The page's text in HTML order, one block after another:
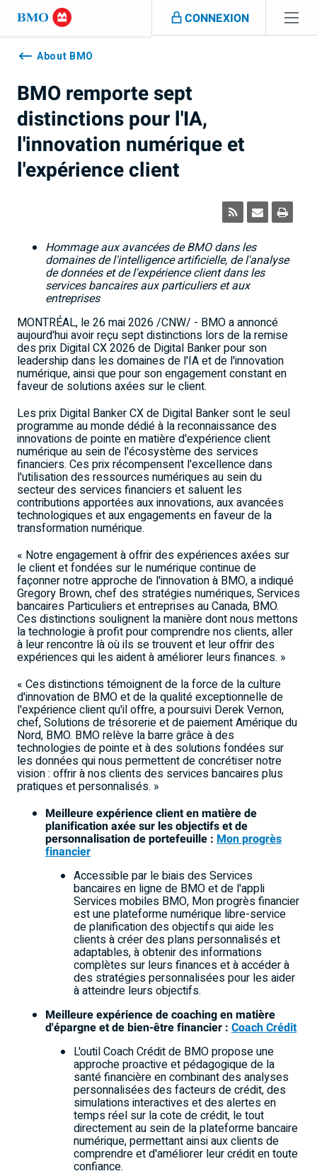
Sauter la navigation
CONNEXION
Navigation
skippedAbout BMO
BMO remporte sept
distinctions pour l'IA,
l'innovation numérique et
l'expérience client
Hommage aux avancées de BMO dans les
domaines de l'intelligence artificielle, de l'analyse
de données et de l'expérience client dans les
services bancaires aux particuliers et aux
entreprises
MONTRÉAL, le 26 mai 2026/CNW/ - BMO a annoncé
aujourd'hui avoir reçu sept distinctions lors de la remise
des prix Digital CX 2026 de Digital Banker pour son
leadership dans les domaines de l'IA et de l'innovation
numérique, ainsi que pour son engagement constant en
faveur de solutions axées sur le client.
Les prix Digital Banker CX de Digital Banker sont le seul
programme au monde dédié à la reconnaissance des
innovations de pointe en matière d'expérience client
numérique au sein de l'écosystème des services
financiers. Ces prix récompensent l'excellence dans
l'utilisation des ressources numériques au sein du
secteur des services financiers et saluent les
contributions apportées aux innovations, aux avancées
technologiques et aux engagements en faveur de la
transformation numérique.
« Notre engagement à offrir des expériences axées sur
le client et fondées sur le numérique continue de
façonner notre approche de l'innovation à BMO, a indiqué
Gregory Brown, chef des stratégies numériques, Services
bancaires Particuliers et entreprises au Canada, BMO.
Ces distinctions soulignent la manière dont nous mettons
la technologie à profit pour comprendre nos clients, aller
à leur rencontre là où ils se trouvent et leur offrir des
expériences qui les aident à améliorer leurs finances. »
« Ces distinctions témoignent de la force de la culture
d'innovation de BMO et de la qualité exceptionnelle de
l'expérience client qu'il offre, a poursuivi Derek Vernon,
chef, Solutions de trésorerie et de paiement Amérique du
Nord, BMO. BMO relève la barre grâce à des
technologies de pointe et à des solutions fondées sur
les données qui nous permettent de concrétiser notre
vision : offrir à nos clients des services bancaires plus
pratiques et personnalisés. »
Meilleure expérience client en matière de
planification axée sur les objectifs et de
personnalisation de portefeuille : Mon progrès
financier
Accessible par le biais des Services
bancaires en ligne de BMO et de l'appli
Services mobiles BMO, Mon progrès financier
est une plateforme numérique libre-service
de planification des objectifs qui aide les
clients à créer des plans personnalisés et
adaptables, à obtenir des informations
complètes sur leurs finances et à accéder à
des stratégies personnalisées pour les aider
à atteindre leurs objectifs.
Meilleure expérience de coaching en matière
d'épargne et de bien-être financier : Coach Crédit
L'outil Coach Crédit de BMO propose une
approche proactive et pédagogique de la
santé financière en combinant des analyses
personnalisées des facteurs de crédit, des
simulations interactives et des alertes en
temps réel sur la cote de crédit, le tout
directement au sein de la plateforme bancaire
numérique, permettant ainsi aux clients de
comprendre et d'améliorer leur crédit en toute
confiance.